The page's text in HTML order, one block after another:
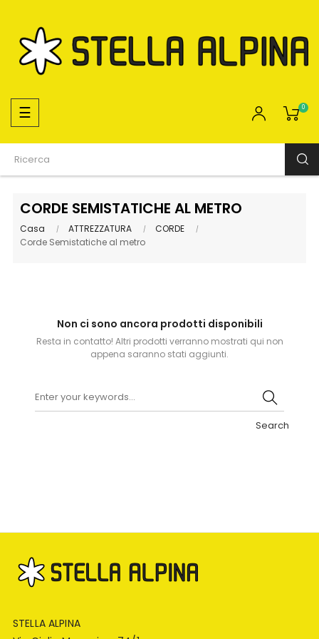
navigazione
Toggle
☰ 0
CORDE SEMISTATICHE AL METRO
Casa ATTREZZATURA
CORDE
Corde Semistatiche al metro
Non ci sono ancora prodotti disponibili
Resta in contatto! Altri prodotti verranno mostrati qui non
appena saranno stati aggiunti.
Search
STELLA ALPINA